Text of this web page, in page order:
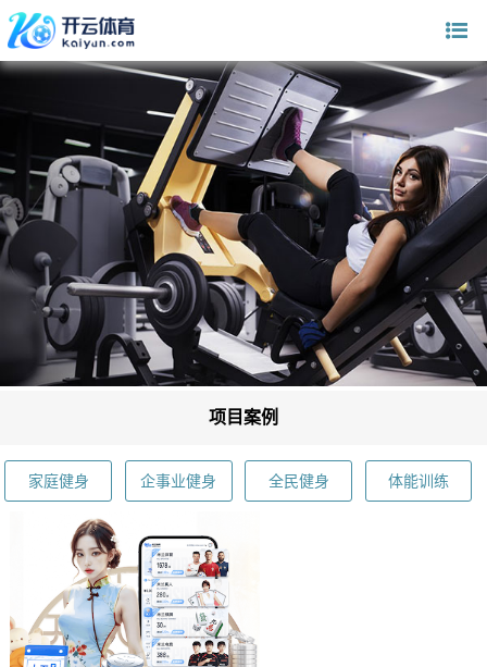
项目案例
家庭健身 企事业健身 全民健身 体能训练